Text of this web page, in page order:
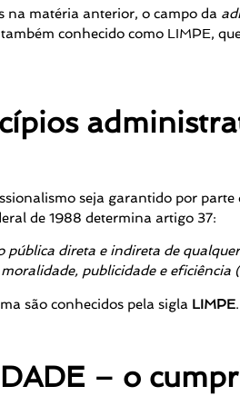
na matéria anterior, o campo da
conhecido como LIMPE,
seja garantido por parte
de 1988 determina artigo 37:
pública direta e indireta de
publicidade e eficiência
são conhecidos pela sigla LIMPE
– o